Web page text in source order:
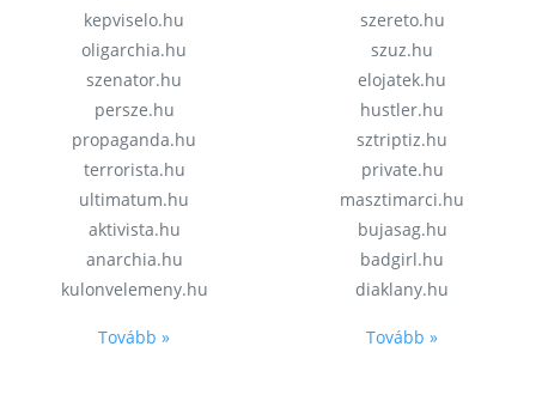
kepviselo.hu
oligarchia.hu
szenator.hu
persze.hu
propaganda.hu
terrorista.hu
ultimatum.hu
aktivista.hu
anarchia.hu
kulonvelemeny.hu
Tovább »
szereto.hu
szuz.hu
elojatek.hu
hustler.hu
sztriptiz.hu
private.hu
masztimarci.hu
bujasag.hu
badgirl.hu
diaklany.hu
Tovább »